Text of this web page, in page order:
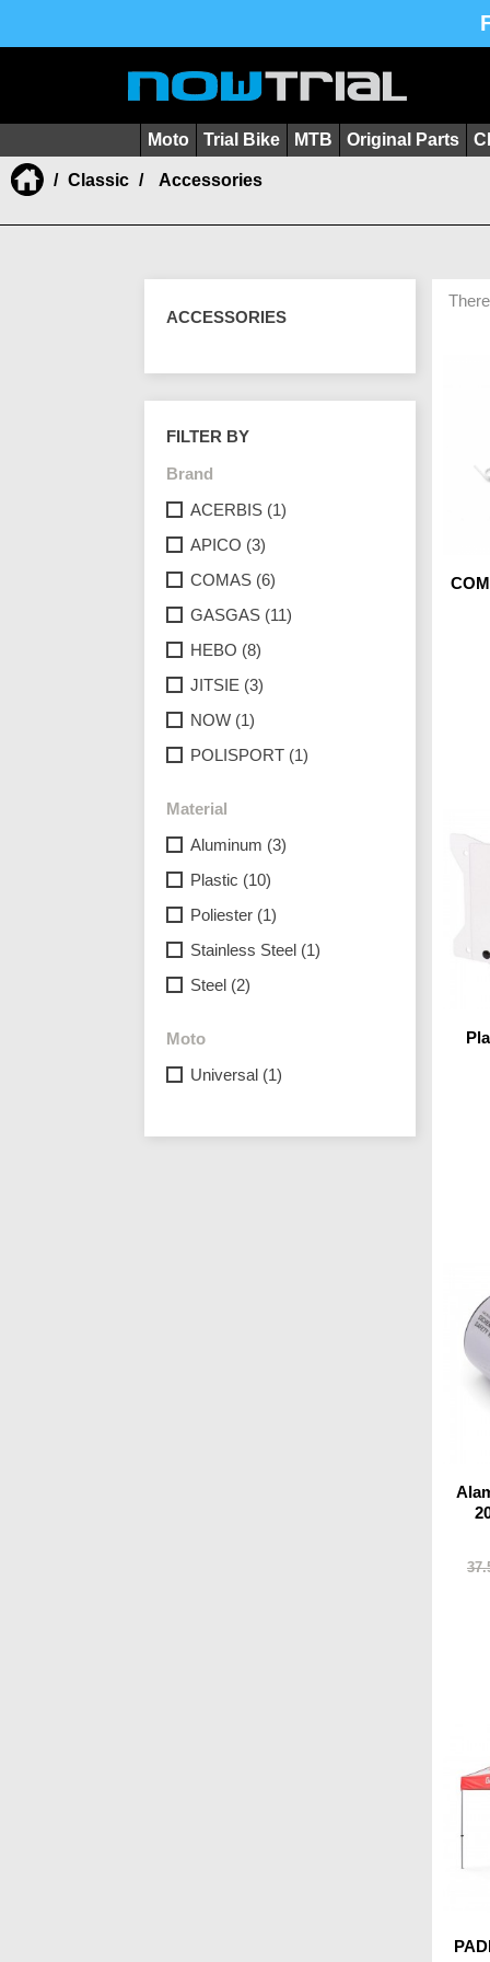
Moto Trial Bike MTB Original Parts
Classic Accessories
ACCESSORIES
FILTER BY
Brand
ACERBIS (1)
APICO (3)
COMAS (6)
GASGAS (11)
HEBO (8)
JITSIE (3)
NOW (1)
POLISPORT (1)
Material
Aluminum (3)
Plastic (10)
Poliester (1)
Stainless Steel (1)
Steel (2)
Moto
Universal (1)